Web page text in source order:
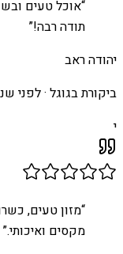
“אוכל טעים
תודה רבה!”
יהודה ראב
ביקורת בגוגל ·לפני
י
“מזון טעים,
מקסים ואיכותי.”